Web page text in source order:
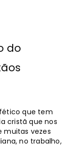
do
que tem
cristã que nos
muitas vezes
no trabalho,